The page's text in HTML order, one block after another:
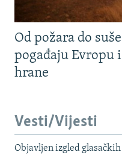
Od požara do
pogađaju
hrane
Vesti/Vijesti
Objavljen izgled